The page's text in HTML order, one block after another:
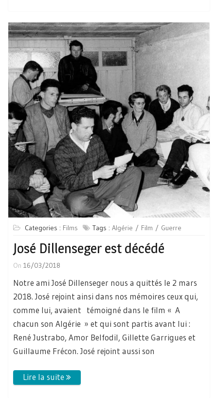
Categories : Films Tags : Algérie Film Guerre
José Dillenseger est décédé
On 16/03/2018
Notre ami José Dillenseger nous a quittés le 2 mars
2018. José rejoint ainsi dans nos mémoires ceux qui,
comme lui, avaient témoigné dans le film « A
chacun son Algérie » et qui sont partis avant lui :
René Justrabo, Amor Belfodil, Gillette Garrigues et
Guillaume Frécon. José rejoint aussi son